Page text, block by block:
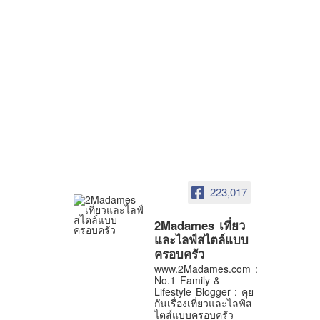
223,017
2Madames เที่ยว
และไลฟ์สไตล์แบบ
ครอบครัว
www.2Madames.com :
No.1 Family &
Lifestyle Blogger : คุย
กันเรื่องเที่ยวและไลฟ์ส
ไตส์แบบครอบครัว